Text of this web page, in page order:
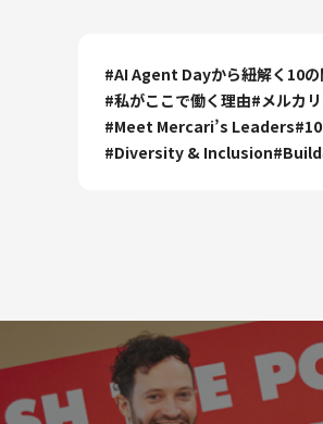
#AI Agent Dayから紐解く10の
#私がここで働く理由#メルカ
#Meet Mercari’s Leaders#
#Diversity & Inclusion#